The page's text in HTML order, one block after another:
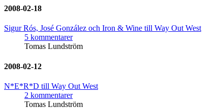
2008-02-18
Sigur Rós, José González och Iron & Wine till Way Out West
5 kommentarer
Tomas Lundström
2008-02-12
N*E*R*D till Way Out West
2 kommentarer
Tomas Lundström